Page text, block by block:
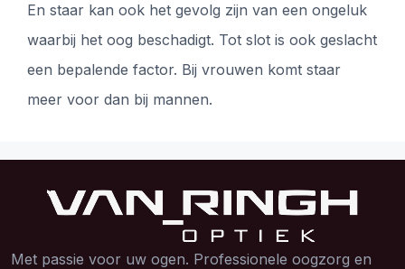
En staar kan ook het gevolg zijn van een ongeluk
waarbij het oog beschadigt. Tot slot is ook geslacht
een bepalende factor. Bij vrouwen komt staar
meer voor dan bij mannen.
Met passie voor uw ogen. Professionele oogzorg en